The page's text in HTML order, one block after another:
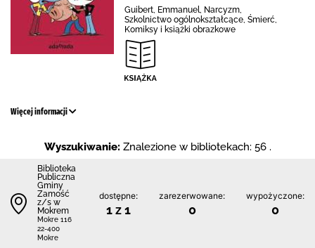
Guibert, Emmanuel, Narcyzm,
Szkolnictwo ogólnokształcące, Śmierć,
Komiksy i książki obrazkowe
Więcej informacji
Wyszukiwanie: Znalezione w bibliotekach: 56 .
Biblio­teka
Publiczna
Gminy
Zamość
z/s w
Mokrem
Mokre 116
22-400
Mokre
dostępne:
1 z 1
zarezerwowane:
0
wypożyczone:
0